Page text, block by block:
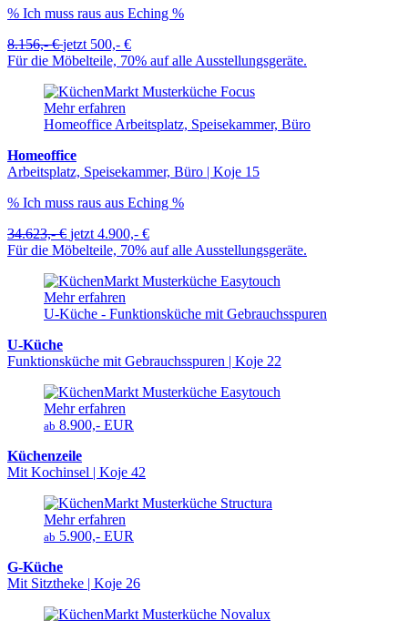
% Ich muss raus aus Eching %
8.156,- €jetzt 500,- €
Für die Möbelteile, 70% auf alle Ausstellungsgeräte.
Mehr erfahren
Homeoffice Arbeitsplatz, Speisekammer, Büro
Homeoffice
Arbeitsplatz, Speisekammer, Büro | Koje 15
% Ich muss raus aus Eching %
34.623,- € jetzt 4.900,- €
Für die Möbelteile, 70% auf alle Ausstellungsgeräte.
Mehr erfahren
U-Küche - Funktionsküche mit Gebrauchsspuren
U-Küche
Funktionsküche mit Gebrauchsspuren | Koje 22
Mehr erfahren
ab 8.900,- EUR
Küchenzeile
Mit Kochinsel | Koje 42
Mehr erfahren
ab 5.900,- EUR
G-Küche
Mit Sitztheke | Koje 26